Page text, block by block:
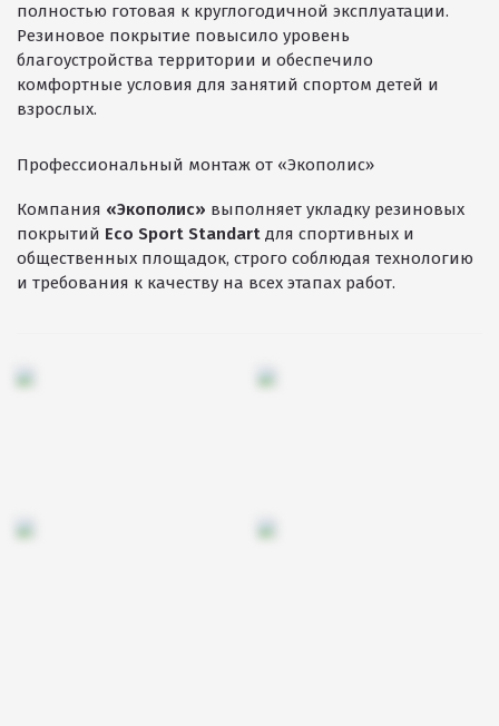
TPV крошка
Оборудование для укладки
Детские городки
Придомовое оборудование
Спортивное оборудование
Резиновое покрытие
Резиновое покрытие Eco Running System
полностью готовая к круглогодичной эксплуатации.
Резиновое покрытие повысило уровень
благоустройства территории и обеспечило
комфортные условия для занятий спортом детей и
взрослых.
Профессиональный монтаж от «Экополис»
Компания «Экополис» выполняет укладку резиновых
покрытий Eco Sport Standart для спортивных и
общественных площадок, строго соблюдая технологию
и требования к качеству на всех этапах работ.